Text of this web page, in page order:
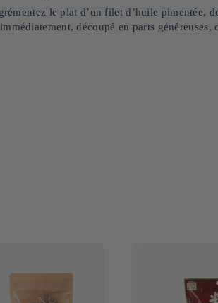
le plat d’un filet d’huile pimentée,
découpé en parts généreuses,